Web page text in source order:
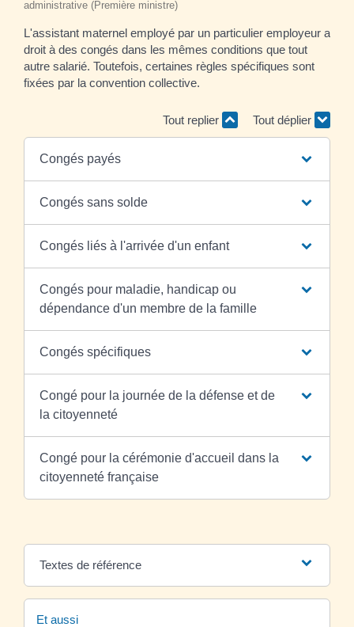
administrative (Première ministre)
L'assistant maternel employé par un particulier employeur a
droit à des congés dans les mêmes conditions que tout
autre salarié. Toutefois, certaines règles spécifiques sont
fixées par la convention collective.
Tout replier Tout déplier
Congés payés
Congés sans solde
Congés liés à l'arrivée d'un enfant
Congés pour maladie, handicap ou
dépendance d'un membre de la famille
Congés spécifiques
Congé pour la journée de la défense et de
la citoyenneté
Congé pour la cérémonie d'accueil dans la
citoyenneté française
Textes de référence
Et aussi